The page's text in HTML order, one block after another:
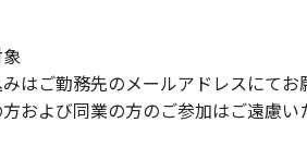
みはご勤務先のメールアドレスにてお
方および同業の方のご参加はご遠慮い